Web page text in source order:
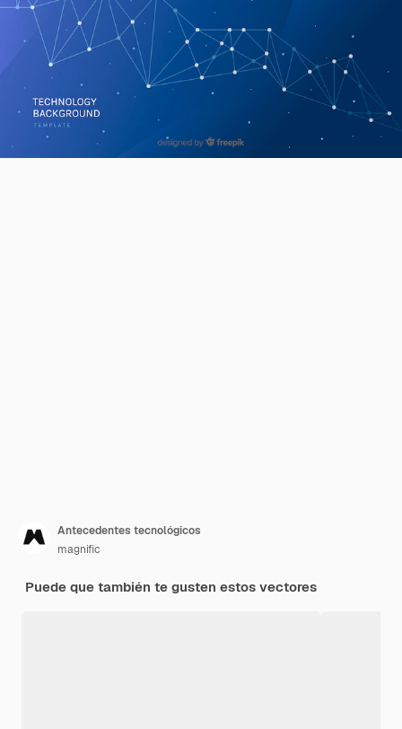
Antecedentes tecnológicos
magnific
Puede que también te gusten estos vectores